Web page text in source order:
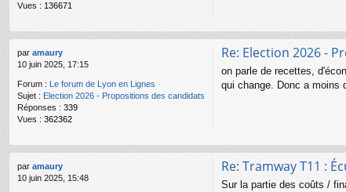
Vues : 136671
par amaury
10 juin 2025, 17:15
Forum : Le forum de Lyon en Lignes
Sujet : Election 2026 - Propositions des candidats
Réponses : 339
Vues : 362362
Re: Election 2026 -
on parle de recettes,
qui change. Donc a moins
par amaury
10 juin 2025, 15:48
Re: Tramway T11 :
Sur la partie des coûts /